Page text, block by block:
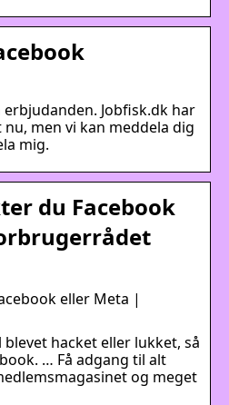
Jobfisk.dk har
men vi kan meddela dig
mig.
du Facebook
eller Meta |
hacket eller lukket, så
… Få adgang til alt
og meget